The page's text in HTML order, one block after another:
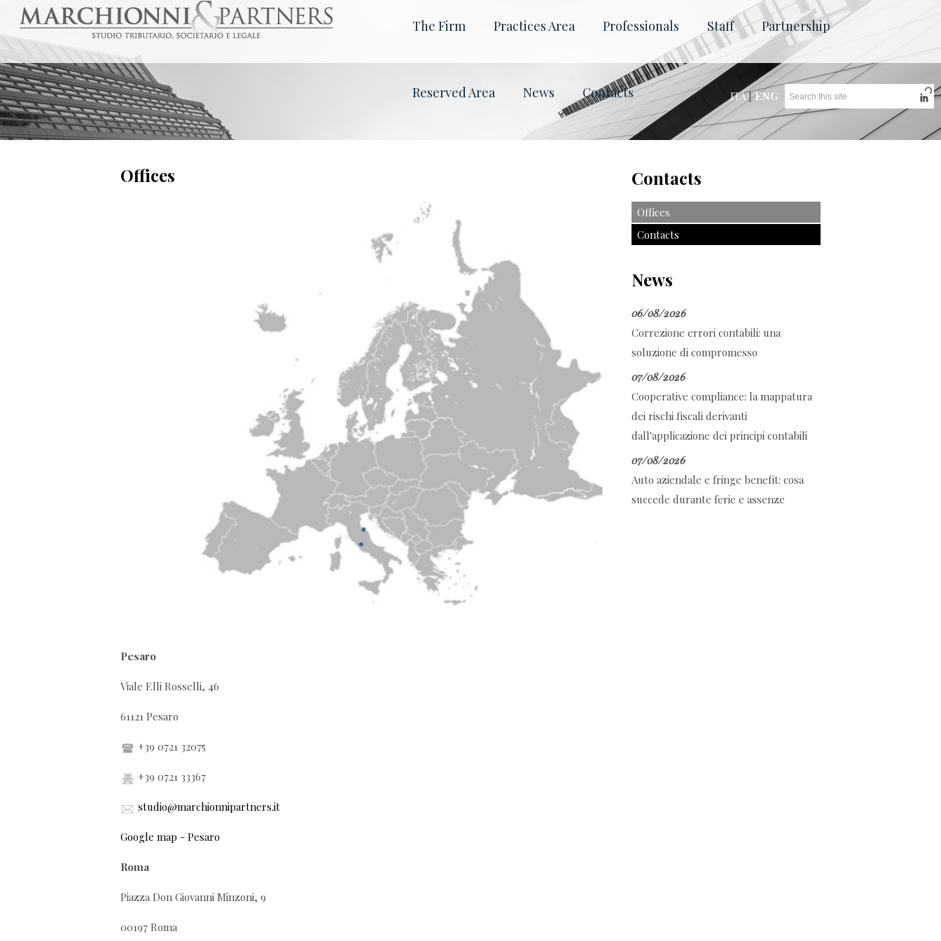
ITA|ENG
The Firm Practices Area Professionals Staff Partnership
Reserved Area News Contacts
Offices
Pesaro
Viale F.lli Rosselli, 46
61121 Pesaro
+39 0721 32075
+39 0721 33367
studio@marchionnipartners.it
Google map - Pesaro
Roma
Piazza Don Giovanni Minzoni, 9
00197 Roma
Contacts
Offices
Contacts
News
06/08/2026
Correzione errori contabili: una
soluzione di compromesso
07/08/2026
Cooperative compliance: la mappatura
dei rischi fiscali derivanti
dall'applicazione dei principi contabili
07/08/2026
Auto aziendale e fringe benefit: cosa
succede durante ferie e assenze